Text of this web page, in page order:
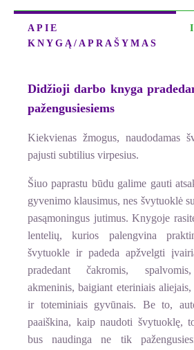
APIE
KNYGĄ/APRAŠYMAS
Didžioji darbo knyga
pažengusiesiems
Kiekvienas žmogus, naudodamas
pajusti subtilius virpesius.
Šiuo paprastu būdu galime gauti
gyvenimo klausimus, nes švytuoklė
pasąmoningus jutimus. Knygoje
lentelių, kurios palengvina
švytuokle ir padeda apžvelgti
pradedant čakromis,
akmeninis, baigiant eteriniais
ir toteminiais gyvūnais. Be to,
paaiškina, kaip naudoti švytuoklę,
bus naudinga ne tik